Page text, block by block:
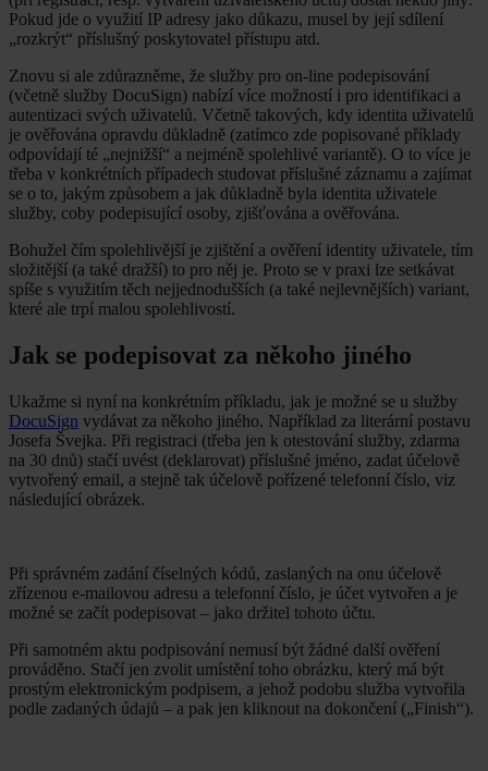
Pokud jde o využití IP adresy jako důkazu, musel by její sdílení
„rozkrýt“ příslušný poskytovatel přístupu atd.
Znovu si ale zdůrazněme, že služby pro on-line podepisování
(včetně služby DocuSign) nabízí více možností i pro identifikaci a
autentizaci svých uživatelů. Včetně takových, kdy identita uživatelů
je ověřována opravdu důkladně (zatímco zde popisované příklady
odpovídají té „nejnižší“ a nejméně spolehlivé variantě). O to více je
třeba v konkrétních případech studovat příslušné záznamu a zajímat
se o to, jakým způsobem a jak důkladně byla identita uživatele
služby, coby podepisující osoby, zjišťována a ověřována.
Bohužel čím spolehlivější je zjištění a ověření identity uživatele, tím
složitější (a také dražší) to pro něj je. Proto se v praxi lze setkávat
spíše s využitím těch nejjednodušších (a také nejlevnějších) variant,
které ale trpí malou spolehlivostí.
Jak se podepisovat za někoho jiného
Ukažme si nyní na konkrétním příkladu, jak je možné se u služby
DocuSign vydávat za někoho jiného. Například za literární postavu
Josefa Švejka. Při registraci (třeba jen k otestování služby, zdarma
na 30 dnů) stačí uvést (deklarovat) příslušné jméno, zadat účelově
vytvořený email, a stejně tak účelově pořízené telefonní číslo, viz
následující obrázek.
Při správném zadání číselných kódů, zaslaných na onu účelově
zřízenou e-mailovou adresu a telefonní číslo, je účet vytvořen a je
možné se začít podepisovat – jako držitel tohoto účtu.
Při samotném aktu podpisování nemusí být žádné další ověření
prováděno. Stačí jen zvolit umístění toho obrázku, který má být
prostým elektronickým podpisem, a jehož podobu služba vytvořila
podle zadaných údajů – a pak jen kliknout na dokončení („Finish“).